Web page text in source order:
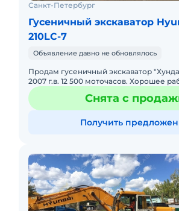
Санкт-Петербург
Гусеничный экскаватор
210LC-7
Объявление давно не обновлялось
Продам гусеничный экскаватор
2007 г.в. 12 500 моточасов. Хорошее рабочее
состояние. Своевременное
ковш.
Снята с
Получить